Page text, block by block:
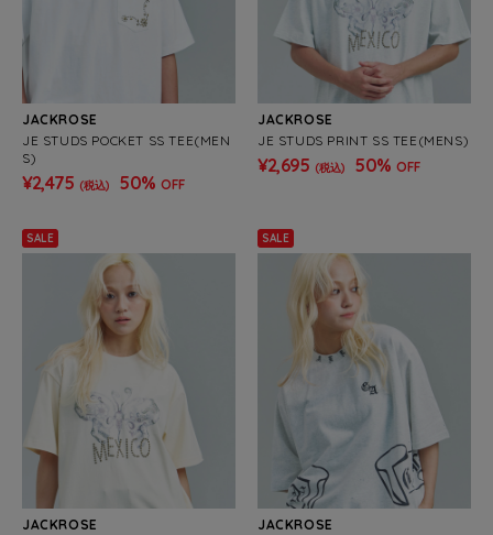
JACKROSE
JE STUDS POCKET SS TEE(MEN
S)
¥2,475 (税込) 50% OFF
JACKROSE
JE STUDS PRINT SS TEE(MENS)
¥2,695 (税込) 50% OFF
SALE
JACKROSE
SALE
JACKROSE